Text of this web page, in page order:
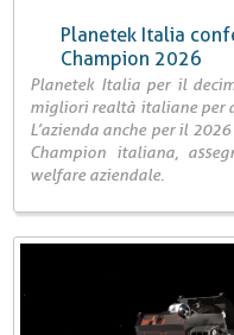
Planetek Italia
Champion 2026
Planetek Italia per il
migliori realtà italiane per
L’azienda anche per il
Champion italiana,
welfare aziendale.